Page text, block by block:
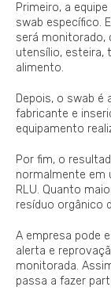
Primeiro, a
swab específico.
será monitorado,
utensílio, esteira,
alimento.
Depois, o swab
fabricante e
equipamento
Por fim, o
normalmente em
RLU. Quanto
resíduo orgânico
A empresa pode
alerta e
monitorada.
passa a fazer